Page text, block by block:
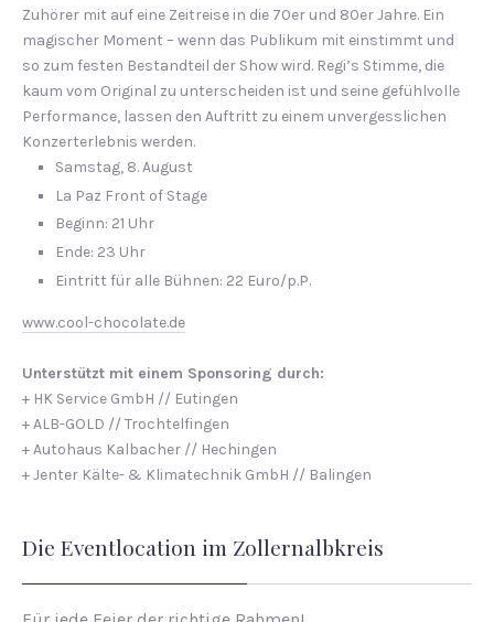
Zuhörer mit auf eine Zeitreise in die 70er und 80er Jahre. Ein
magischer Moment – wenn das Publikum mit einstimmt und
so zum festen Bestandteil der Show wird. Regi’s Stimme, die
kaum vom Original zu unterscheiden ist und seine gefühlvolle
Performance, lassen den Auftritt zu einem unvergesslichen
Konzerterlebnis werden.
Samstag, 8. August
La Paz Front of Stage
Be­ginn: 21 Uhr
Ende: 23 Uhr
Eintritt für alle Bühnen: 22 Euro/p.P.
www.cool-chocolate.de
Unterstützt mit einem Sponsoring durch:
+ HK Service GmbH // Eutingen
+ ALB-GOLD // Trochtelfingen
+ Autohaus Kalbacher // Hechingen
+ Jenter Kälte- & Klimatechnik GmbH // Balingen
Die Eventlocation im Zollernalbkreis